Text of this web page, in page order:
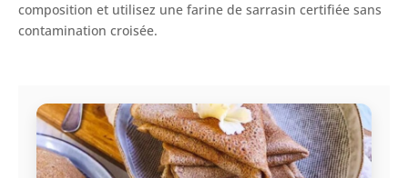
composition et utilisez une farine de sarrasin certifiée sans
contamination croisée.